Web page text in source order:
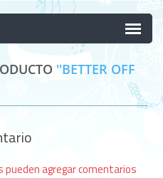
BETTER OFF
agregar comentarios